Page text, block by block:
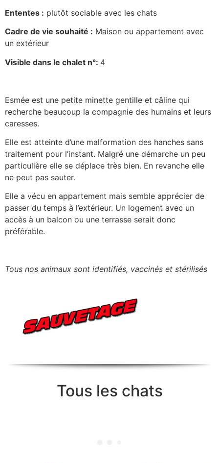
Ententes : plutôt sociable avec les chats
Cadre de vie souhaité : Maison ou appartement avec
un extérieur
Visible dans le chalet n°: 4
Esmée est une petite minette gentille et câline qui
recherche beaucoup la compagnie des humains et leurs
caresses.
Elle est atteinte d’une malformation des hanches sans
traitement pour l’instant. Malgré une démarche un peu
particulière elle se déplace très bien. En revanche elle
ne peut pas sauter.
Elle a vécu en appartement mais semble apprécier de
passer du temps à l’extérieur. Un logement avec un
accès à un balcon ou une terrasse serait donc
préférable.
Tous nos animaux sont identifiés, vaccinés et stérilisés
Tous les chats